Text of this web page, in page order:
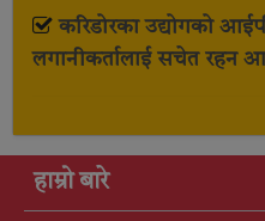
करिडोरका उद्योगको
लगानीकर्तालाई सचेत रहन
हाम्रो बारे